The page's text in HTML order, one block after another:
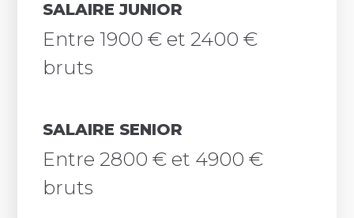
SALAIRE JUNIOR
Entre 1900 € et 2400 €
bruts
SALAIRE SENIOR
Entre 2800 € et 4900 €
bruts